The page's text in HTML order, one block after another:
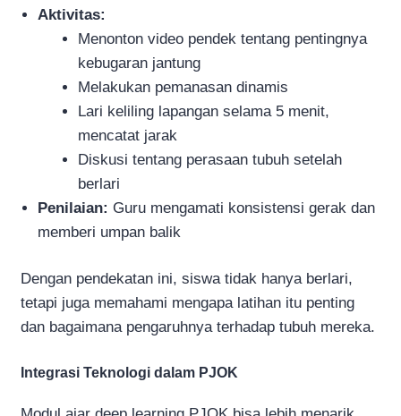
Aktivitas:
Menonton video pendek tentang pentingnya
kebugaran jantung
Melakukan pemanasan dinamis
Lari keliling lapangan selama 5 menit,
mencatat jarak
Diskusi tentang perasaan tubuh setelah
berlari
Penilaian: Guru mengamati konsistensi gerak dan
memberi umpan balik
Dengan pendekatan ini, siswa tidak hanya berlari,
tetapi juga memahami mengapa latihan itu penting
dan bagaimana pengaruhnya terhadap tubuh mereka.
Integrasi Teknologi dalam PJOK